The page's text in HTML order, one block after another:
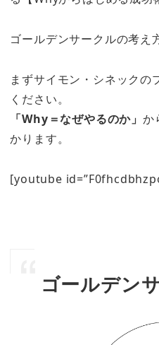
ゴールデンサークルの考え
まずサイモン・シネックの
ください。
「Why＝なぜやるのか」 か
かります。
[youtube
ゴールデン